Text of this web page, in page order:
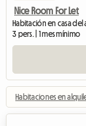
Nice Room For Let
Habitación en casa del
3 pers. | 1 mes mínimo
Habitaciones en